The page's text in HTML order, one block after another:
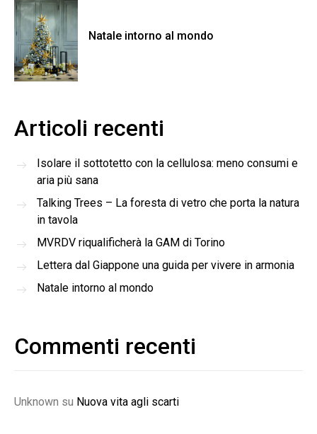
Natale intorno al mondo
Articoli recenti
Isolare il sottotetto con la cellulosa: meno consumi e
aria più sana
Talking Trees – La foresta di vetro che porta la natura
in tavola
MVRDV riqualificherà la GAM di Torino
Lettera dal Giappone una guida per vivere in armonia
Natale intorno al mondo
Commenti recenti
Unknown su Nuova vita agli scarti